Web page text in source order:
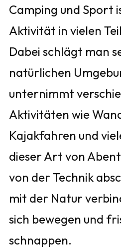
Camping und Sport
Aktivität in vielen
Dabei schlägt man
natürlichen
unternimmt
Aktivitäten wie
Kajakfahren und
dieser Art von
von der Technik
mit der Natur
sich bewegen und
schnappen.